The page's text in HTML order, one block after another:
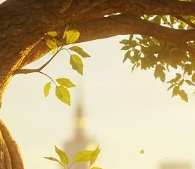
新着記事NEW POST